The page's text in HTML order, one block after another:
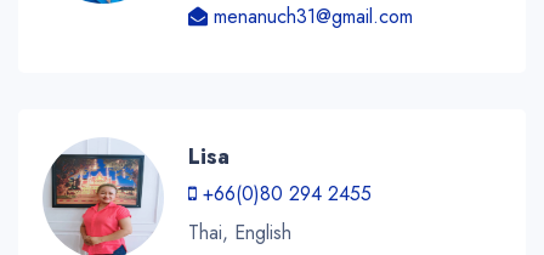
menanuch31@gmail.com
Lisa
+66(0)80 294 2455
Thai, English